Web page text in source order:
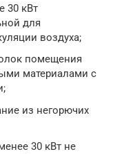
30 кВт
для
воздуха;
помещения
материалами с
из негорючих
30 кВт не